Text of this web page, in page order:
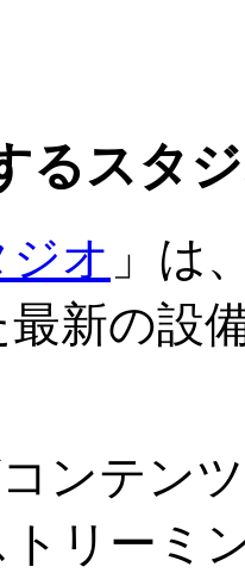
るスタ
オ 」は
新の設
ンテン
リーミ